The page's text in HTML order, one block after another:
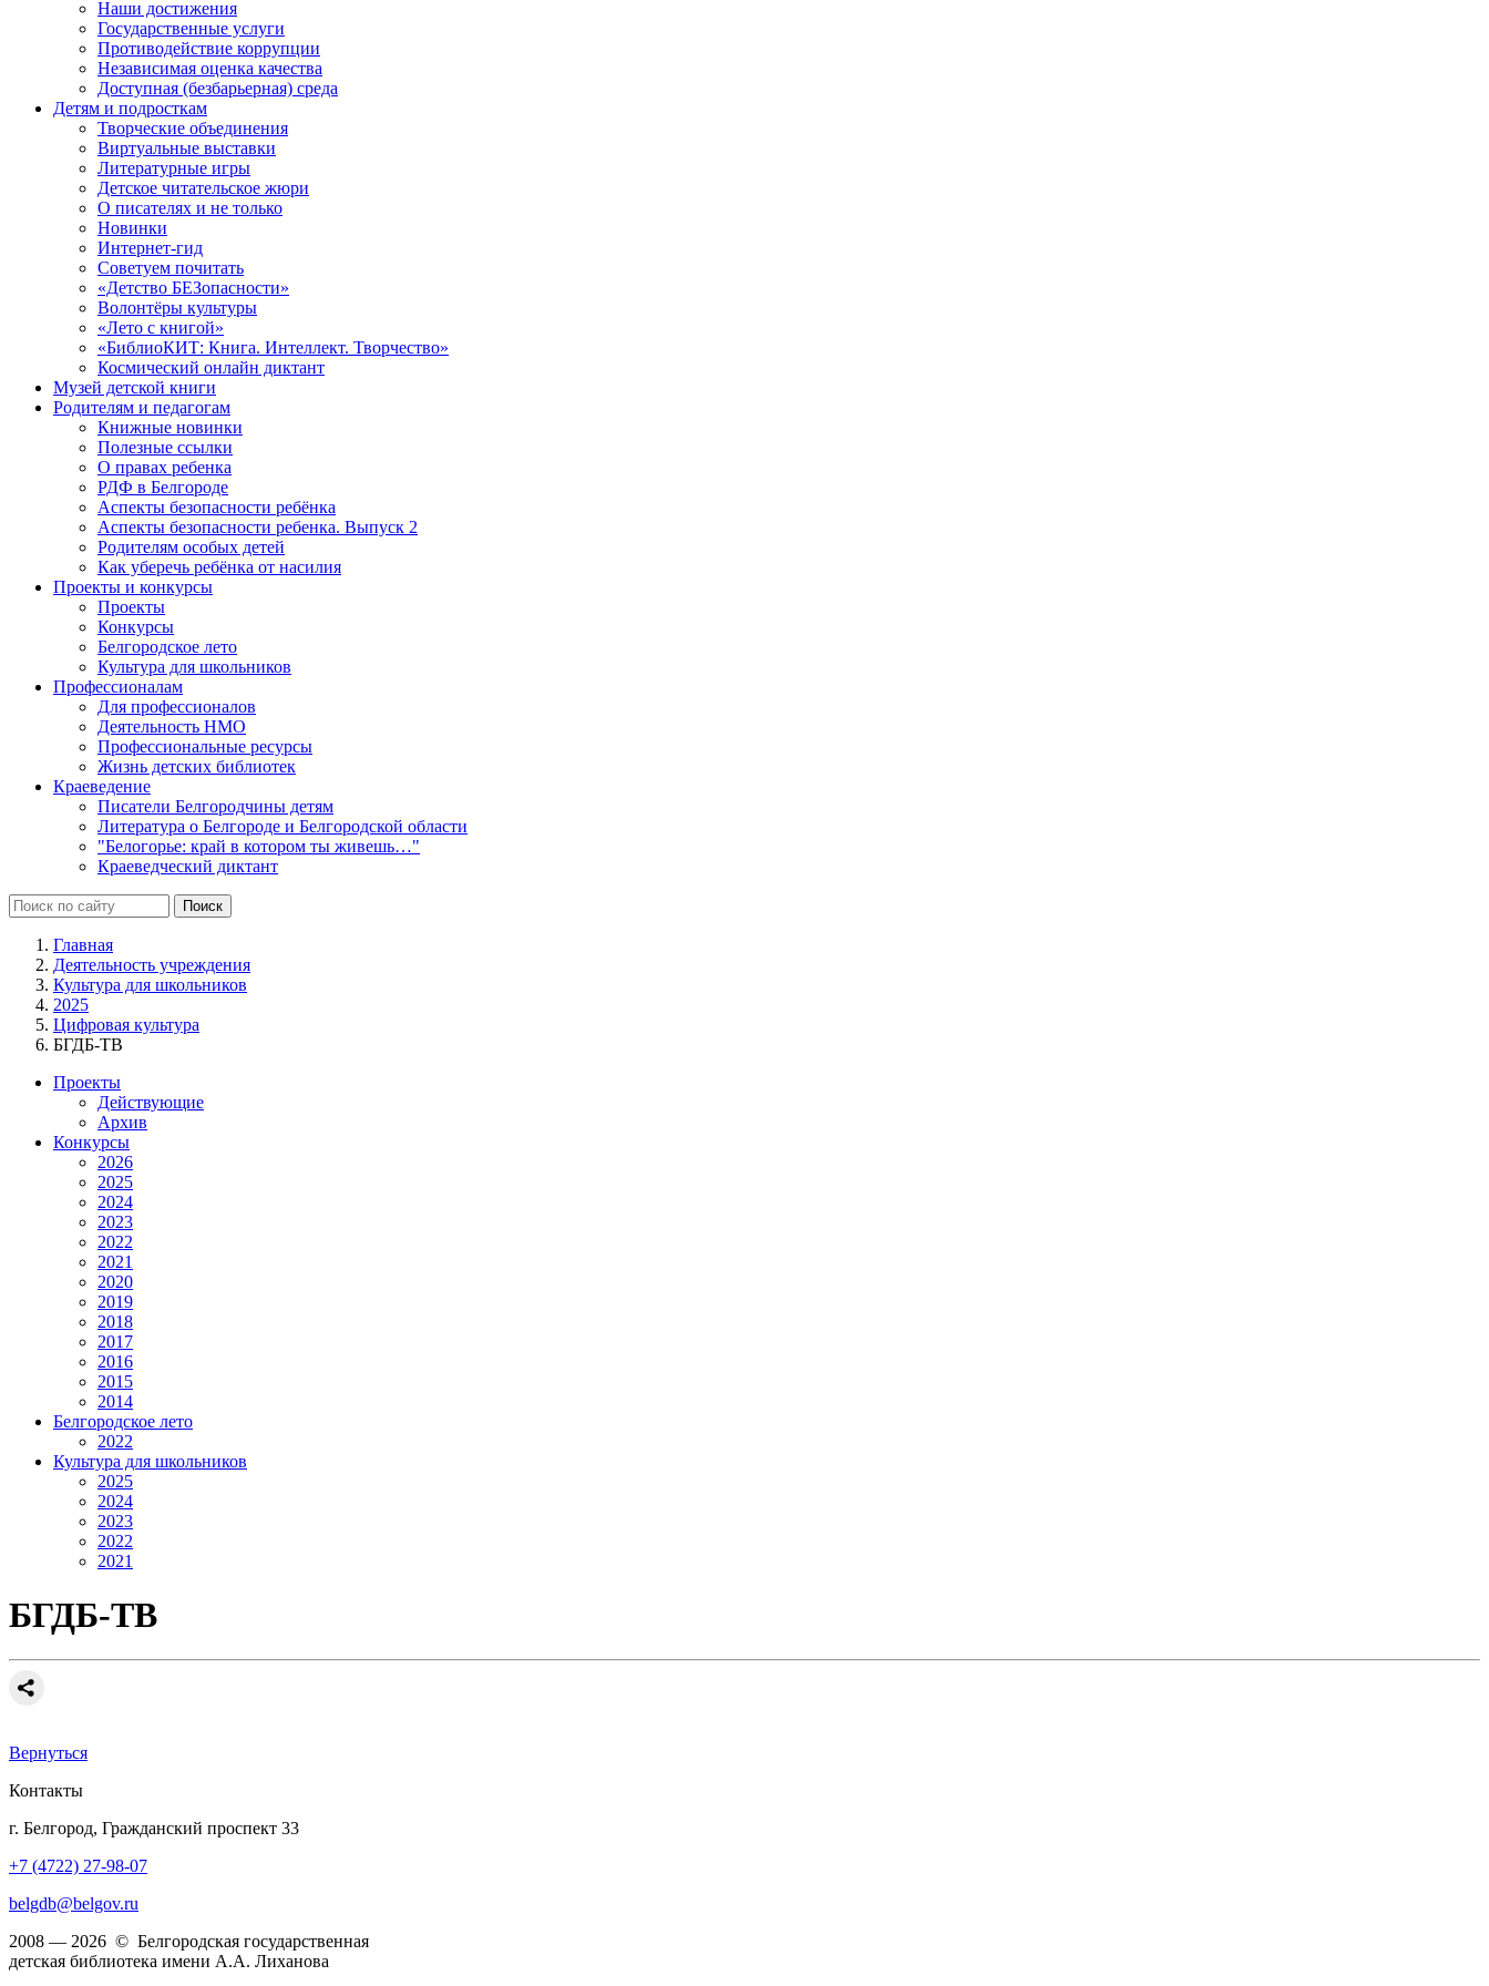
Наши достижения
Государственные услуги
Противодействие коррупции
Независимая оценка качества
Доступная (безбарьерная) среда
Детям и подросткам
Творческие объединения
Виртуальные выставки
Литературные игры
Детское читательское жюри
О писателях и не только
Новинки
Интернет-гид
Советуем почитать
«Детство БЕЗопасности»
Волонтёры культуры
«Лето с книгой»
«БиблиоКИТ: Книга. Интеллект. Творчество»
Космический онлайн диктант
Музей детской книги
Родителям и педагогам
Книжные новинки
Полезные ссылки
О правах ребенка
РДФ в Белгороде
Аспекты безопасности ребёнка
Аспекты безопасности ребенка. Выпуск 2
Родителям особых детей
Как уберечь ребёнка от насилия
Проекты и конкурсы
Проекты
Конкурсы
Белгородское лето
Культура для школьников
Профессионалам
Для профессионалов
Деятельность НМО
Профессиональные ресурсы
Жизнь детских библиотек
Краеведение
Писатели Белгородчины детям
Литература о Белгороде и Белгородской области
"Белогорье: край в котором ты живешь…"
Краеведческий диктант
Главная
Деятельность учреждения
Культура для школьников
2025
Цифровая культура
БГДБ-ТВ
Проекты
Действующие
Архив
Конкурсы
2026
2025
2024
2023
2022
2021
2020
2019
2018
2017
2016
2015
2014
Белгородское лето
2022
Культура для школьников
2025
2024
2023
2022
2021
БГДБ-ТВ
Вернуться
Контакты
г. Белгород, Гражданский проспект 33
+7 (4722) 27-98-07
belgdb@belgov.ru
2008 — 2026 © Белгородская государственная
детская библиотека имени А.А. Лиханова